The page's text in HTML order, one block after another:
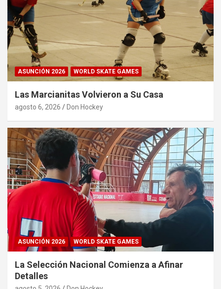
ASUNCIÓN 2026 WORLD SKATE GAMES
Las Marcianitas Volvieron a Su Casa
agosto 6, 2026 Don Hockey
ASUNCIÓN 2026 WORLD SKATE GAMES
La Selección Nacional Comienza a Afinar
Detalles